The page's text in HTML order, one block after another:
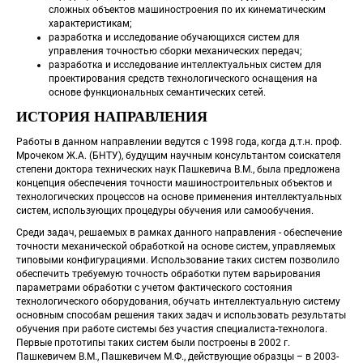
сложных объектов машиностроения по их кинематическим
характеристикам;
разработка и исследование обучающихся систем для
управления точностью сборки механических передач;
разработка и исследование интеллектуальных систем для
проектирования средств технологического оснащения на
основе функциональных семантических сетей.
ИСТОРИЯ НАПРАВЛЕНИЯ
Работы в данном направлении ведутся с 1998 года, когда д.т.н. проф.
Мрочеком Ж.А. (БНТУ), будущим научным консультантом соискателя
степени доктора технических наук Пашкевича В.М., была предложена
концепция обеспечения точности машиностроительных объектов и
технологических процессов на основе применения интеллектуальных
систем, использующих процедуры обучения или самообучения.
Среди задач, решаемых в рамках данного направления - обеспечение
точности механической обработкой на основе систем, управляемых
типовыми конфигурациями. Использование таких систем позволило
обеспечить требуемую точность обработки путем варьирования
параметрами обработки с учетом фактического состояния
технологического оборудования, обучать интеллектуальную систему
основным способам решения таких задач и использовать результаты
обучения при работе системы без участия специалиста-технолога.
Первые прототипы таких систем были построены в 2002 г.
Пашкевичем В.М., Пашкевичем М.Ф., действующие образцы – в 2003-